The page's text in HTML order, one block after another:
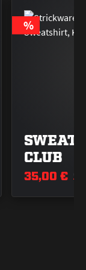
RABATT
%
CLUB
35,00 €